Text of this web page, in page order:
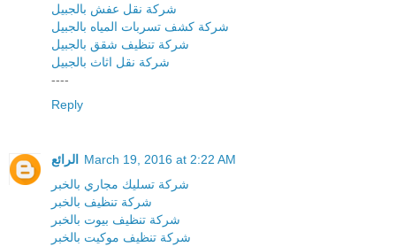
شركة نقل عفش بالجبيل
شركة كشف تسربات المياه بالجبيل
شركة تنظيف شقق بالجبيل
شركة نقل اثاث بالجبيل
----
Reply
الرائع
March 19, 2016 at 2:22 AM
شركة تسليك مجاري بالخبر
شركة تنظيف بالخبر
شركة تنظيف بيوت بالخبر
شركة تنظيف موكيت بالخبر